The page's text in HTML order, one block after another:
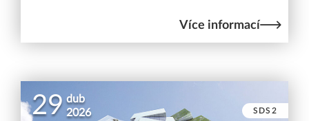
Více informací
29 dub
2026
SDS2